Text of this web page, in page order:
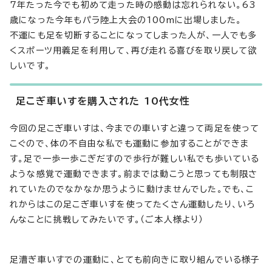
7年たった今でも初めて走った時の感動は忘れられない。63
歳になった今年もパラ陸上大会の100mに出場しました。
不運にも足を切断することになってしまった人が、一人でも多
くスポーツ用義足を利用して、再び走れる喜びを取り戻して欲
しいです。
足こぎ車いすを購入された 10代女性
今回の足こぎ車いすは、今までの車いすと違って両足を使って
こぐので、体の不自由な私でも運動に参加することができま
す。足で一歩一歩こぎだすので歩行が難しい私でも歩いている
ような感覚で運動できます。前までは動こうと思っても制限さ
れていたのでなかなか思うように動けませんでした。でも、こ
れからはこの足こぎ車いすを使ってたくさん運動したり、いろ
んなことに挑戦してみたいです。（ご本人様より）
足漕ぎ車いすでの運動に、とても前向きに取り組んでいる様子